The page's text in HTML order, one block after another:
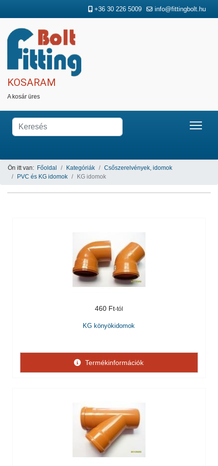
+36 30 226 5009 info@fittingbolt.hu
KOSARAM
A kosár üres
Ön itt van: Főoldal Kategóriák
Csőszerelvények, idomok
PVC és KG idomok
KG idomok
460 Ft
KG könyökidomok
Termékinformációk